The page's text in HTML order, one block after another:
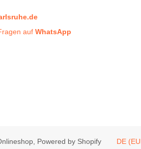
auf WhatsApp
Powered by Shopify DE